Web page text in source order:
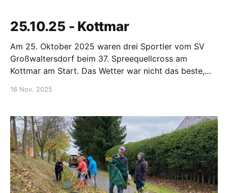
25.10.25 - Kottmar
Am 25. Oktober 2025 waren drei Sportler vom SV
Großwaltersdorf beim 37. Spreequellcross am
Kottmar am Start. Das Wetter war nicht das beste,
über 2,8 km geschlagen und erreichte in der AK 11 m
16 Nov. 2025